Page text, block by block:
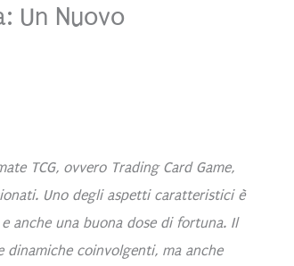
Un Nuovo
TCG, ovvero Trading Card Game,
Uno degli aspetti caratteristici è
anche una buona dose di fortuna. Il
coinvolgenti, ma anche